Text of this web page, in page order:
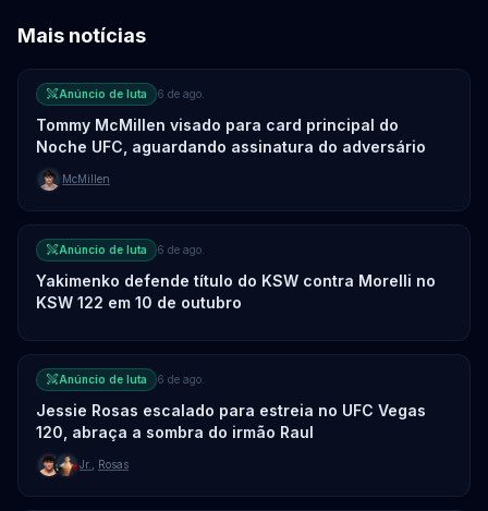
Mais notícias
Anúncio de luta 6 de ago.
Tommy McMillen visado para card principal do
Noche UFC, aguardando assinatura do adversário
McMillen
Anúncio de luta 6 de ago.
Yakimenko defende título do KSW contra Morelli no
KSW 122 em 10 de outubro
Anúncio de luta 6 de ago.
Jessie Rosas escalado para estreia no UFC Vegas
120, abraça a sombra do irmão Raul
Jr. Rosas